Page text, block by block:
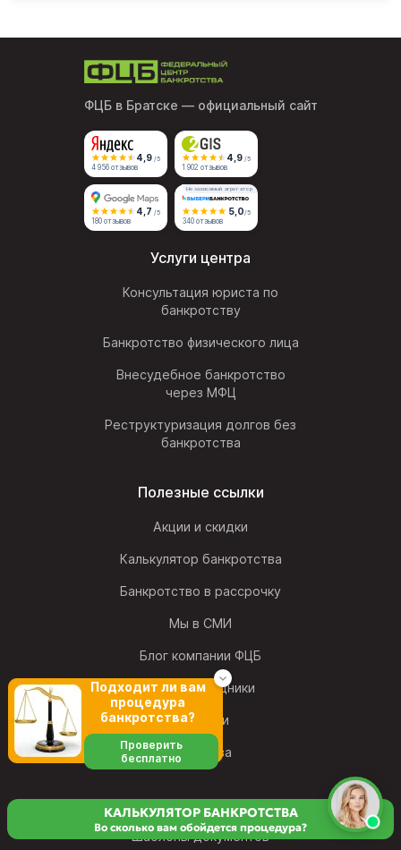
ФЦБ в Братске — официальный сайт
4,9 /5
4 956 отзывов
4,9 /5
1 902 отзывов
4,7 /5
180 отзывов
Независимый агрегатор
5,0/5
340 отзывов
Услуги центра
Консультация юриста по
банкротству
Банкротство физического лица
Внесудебное банкротство
через МФЦ
Реструктуризация долгов без
банкротства
Полезные ссылки
Акции и скидки
Калькулятор банкротства
Банкротство в рассрочку
Мы в СМИ
Блог компании ФЦБ
Наши сотрудники
Вакансии
Франшиза
Шаблоны документов
КАЛЬКУЛЯТОР БАНКРОТСТВА
Во сколько вам обойдется процедура?
Подходит ли вам
процедура
банкротства?
Проверить
бесплатно